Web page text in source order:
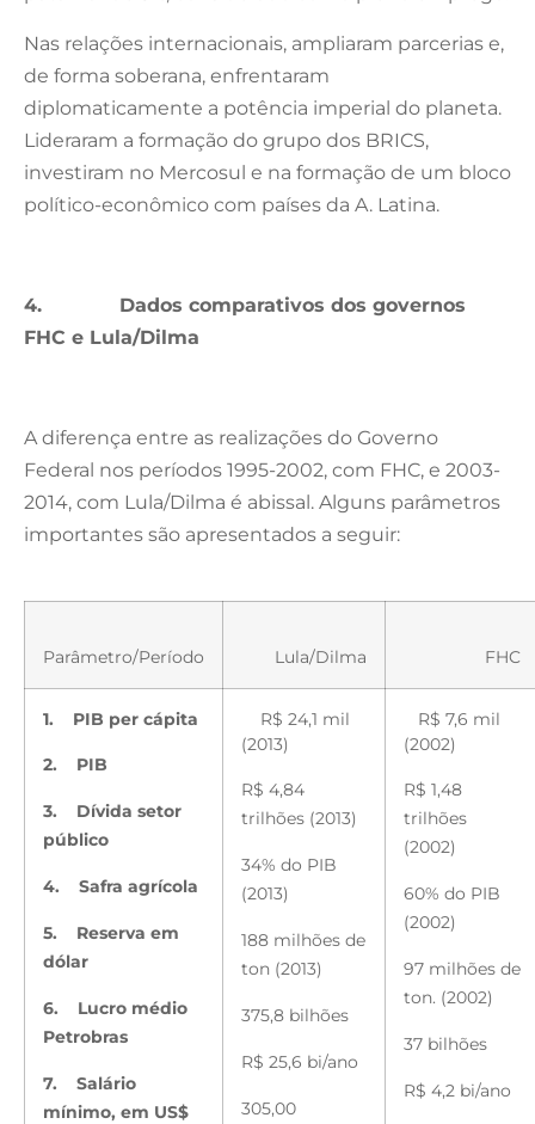
Nas relações internacionais, ampliaram parcerias e,
de forma soberana, enfrentaram
diplomaticamente a potência imperial do planeta.
Lideraram a formação do grupo dos BRICS,
investiram no Mercosul e na formação de um bloco
político-econômico com países da A. Latina.
4. Dados comparativos dos governos
FHC e Lula/Dilma
A diferença entre as realizações do Governo
Federal nos períodos 1995-2002, com FHC, e 2003-
2014, com Lula/Dilma é abissal. Alguns parâmetros
importantes são apresentados a seguir:
Parâmetro/Período Lula/Dilma FHC
1. PIB per cápita
2. PIB
3. Dívida setor
público
4. Safra agrícola
5. Reserva em
dólar
6. Lucro médio
Petrobras
7. Salário
mínimo, em US$
R$ 24,1 mil
(2013)
R$ 4,84
trilhões (2013)
34% do PIB
(2013)
188 milhões de
ton (2013)
375,8 bilhões
R$ 25,6 bi/ano
305,00
R$ 7,6 mil
(2002)
R$ 1,48
trilhões
(2002)
60% do PIB
(2002)
97 milhões de
ton. (2002)
37 bilhões
R$ 4,2 bi/ano